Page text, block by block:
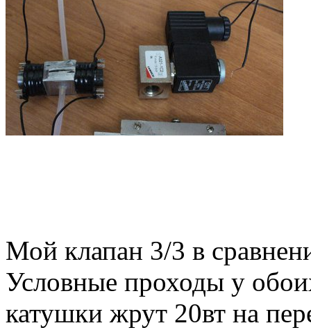
Мой клапан 3/3 в
Условные проходы у
катушки жрут 20вт на